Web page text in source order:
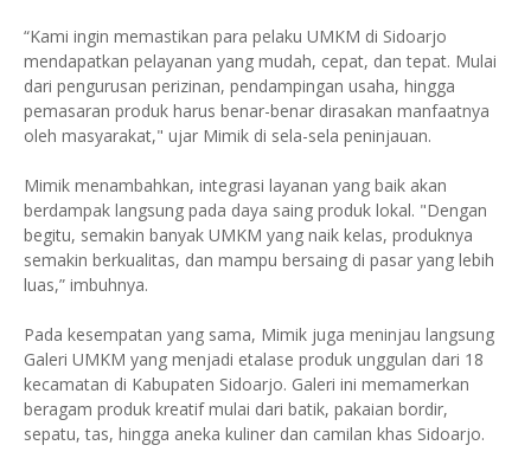
“Kami ingin memastikan para pelaku UMKM di Sidoarjo
mendapatkan pelayanan yang mudah, cepat, dan tepat. Mulai
dari pengurusan perizinan, pendampingan usaha, hingga
pemasaran produk harus benar-benar dirasakan manfaatnya
oleh masyarakat," ujar Mimik di sela-sela peninjauan.
Mimik menambahkan, integrasi layanan yang baik akan
berdampak langsung pada daya saing produk lokal. "Dengan
begitu, semakin banyak UMKM yang naik kelas, produknya
semakin berkualitas, dan mampu bersaing di pasar yang lebih
luas,” imbuhnya.
Pada kesempatan yang sama, Mimik juga meninjau langsung
Galeri UMKM yang menjadi etalase produk unggulan dari 18
kecamatan di Kabupaten Sidoarjo. Galeri ini memamerkan
beragam produk kreatif mulai dari batik, pakaian bordir,
sepatu, tas, hingga aneka kuliner dan camilan khas Sidoarjo.